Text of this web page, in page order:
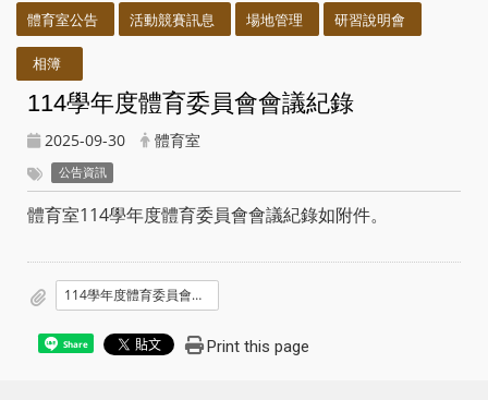
體育室公告 活動競賽訊息 場地管理 研習說明會
相簿
114學年度體育委員會會議紀錄
2025-09-30 體育室
公告資訊
體育室114學年度體育委員會會議紀錄如附件。
114學年度體育委員會議紀錄.pdf
Share Print this page